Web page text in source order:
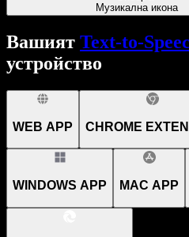
Музикална икона
Вашият Text-to-
устройство
WEB APP CHROME
WINDOWS APP MAC APP